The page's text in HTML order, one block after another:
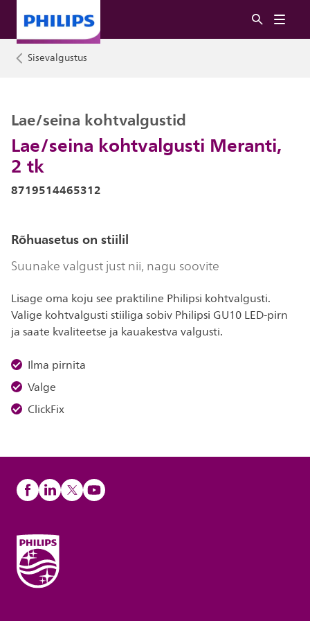
Sisevalgustus
Lae/seina kohtvalgusti Meranti,
2 tk
Lae/seina kohtvalgustid
8719514465312
Rõhuasetus on stiilil
Suunake valgust just nii, nagu soovite
Lisage oma koju see praktiline Philipsi kohtvalgusti.
Valige kohtvalgusti stiiliga sobiv Philipsi GU10 LED-pirn
ja saate kvaliteetse ja kauakestva valgusti.
Ilma pirnita
Valge
ClickFix